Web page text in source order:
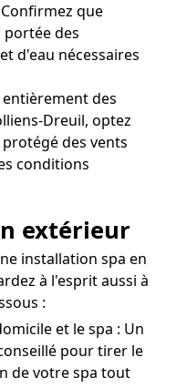
Confirmez que
portée des
d'eau nécessaires
des
Dreuil, optez
des vents
conditions
extérieur
installation spa en
à l'esprit aussi à
:
et le spa : Un
pour tirer le
de votre spa tout